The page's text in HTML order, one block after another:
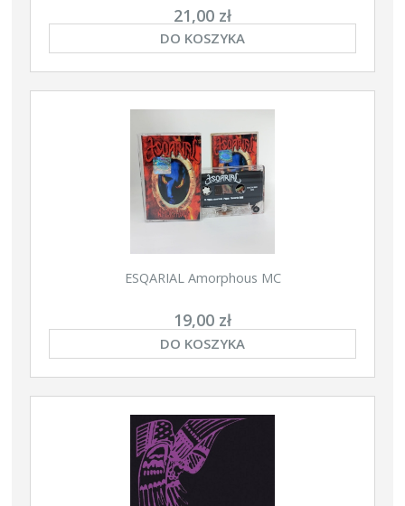
21,00 zł
DO KOSZYKA
ESQARIAL Amorphous MC
19,00 zł
DO KOSZYKA